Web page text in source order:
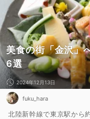
美食の街「金沢」
6選
2024年12月13日
fuku_hara
北陸新幹線で東京駅から